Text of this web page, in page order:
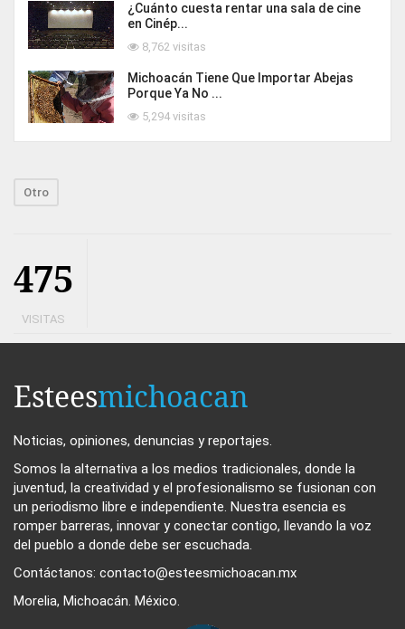
¿Cuánto cuesta rentar una sala de cine
en Cinép...
8,762 visitas
Michoacán Tiene Que Importar Abejas
Porque Ya No ...
5,294 visitas
Otro
475
VISITAS
Esteesmichoacan
Noticias, opiniones, denuncias y reportajes.
Somos la alternativa a los medios tradicionales, donde la
juventud, la creatividad y el profesionalismo se fusionan con
un periodismo libre e independiente. Nuestra esencia es
romper barreras, innovar y conectar contigo, llevando la voz
del pueblo a donde debe ser escuchada.
Contáctanos: contacto@esteesmichoacan.mx
Morelia, Michoacán. México.